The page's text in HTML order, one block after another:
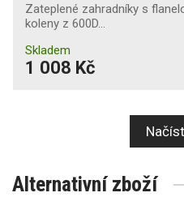
Zateplené zahradníky s
koleny z 600D…
Skladem
1 008 Kč
Alternativní zboží